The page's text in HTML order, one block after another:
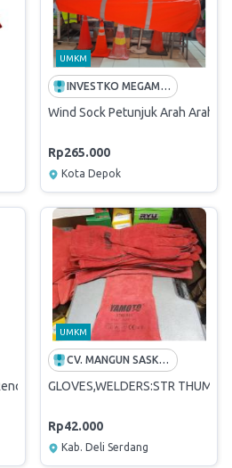
UMKM
INVESTKO MEGAMART | SUPPLIER TERBAIK PADI UMKM
Wind Sock Petunjuk Arah Arah
Rp265.000
Kota Depok
Mandiri (FFO 071)
UMKM
CV. MANGUN SASKORO JAYA
GLOVES,WELDERS:STR
Rp42.000
Kab. Deli Serdang